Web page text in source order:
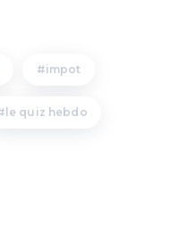
impot
le quiz hebdo